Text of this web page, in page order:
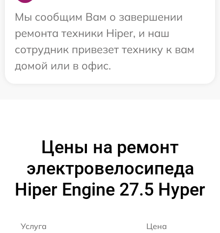
Мы сообщим Вам о завершении
ремонта техники Hiper, и наш
сотрудник привезет технику к вам
домой или в офис.
Цены на ремонт
электровелосипеда
Hiper Engine 27.5 Нyper
Услуга Цена